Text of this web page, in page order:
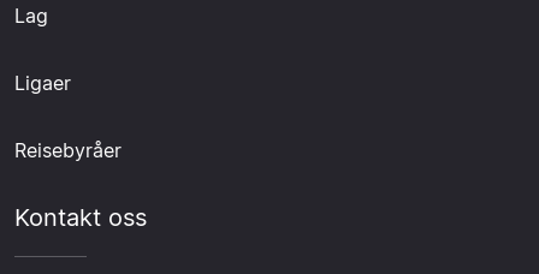
Lag
Ligaer
Reisebyråer
Kontakt oss